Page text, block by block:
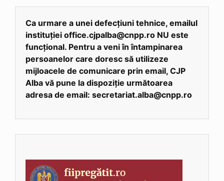
Ca urmare a unei defecțiuni tehnice, emailul
instituției office.cjpalba@cnpp.ro NU este
funcțional. Pentru a veni în întampinarea
persoanelor care doresc să utilizeze
mijloacele de comunicare prin email, CJP
Alba vă pune la dispoziție următoarea
adresa de email: secretariat.alba@cnpp.ro